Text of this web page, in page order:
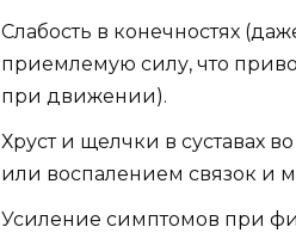
Слабость в конечностях
приемлемую силу, что
при движении).
Хруст и щелчки в суставах
или воспалением связок и
Усиление симптомов при